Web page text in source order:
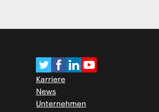
Karriere
News
Unternehmen